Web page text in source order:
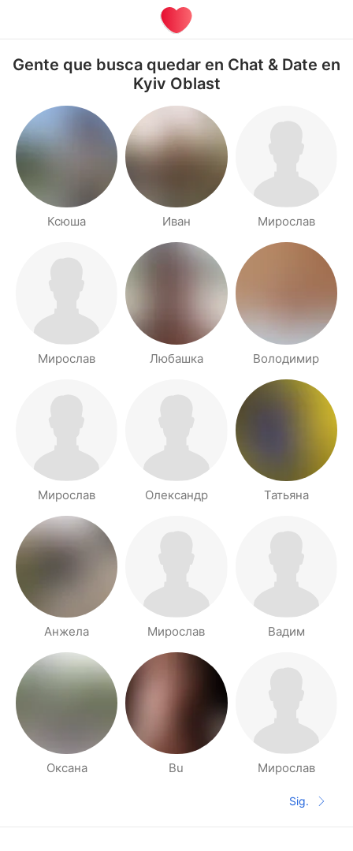
Gente que busca quedar en Chat & Date en
Kyiv Oblast
Ксюша Иван Мирослав
Мирослав Любашка Володимир
Мирослав Олександр Татьяна
Анжела Мирослав Вадим
Оксана Bu Мирослав
Sig.